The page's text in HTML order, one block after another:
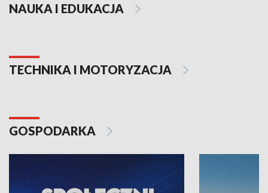
NAUKA I EDUKACJA
TECHNIKA I MOTORYZACJA
GOSPODARKA